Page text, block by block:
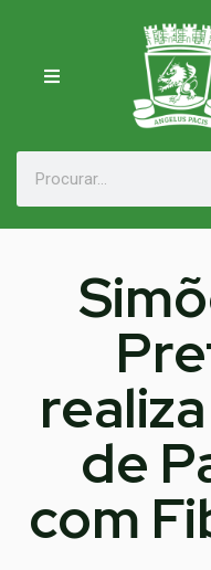
de
com